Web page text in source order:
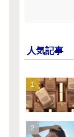
人気記事